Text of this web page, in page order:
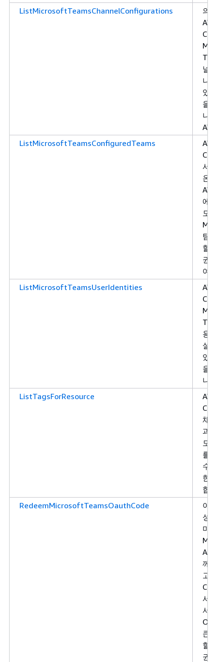
ListMicrosoftTeamsChannelConfigurations
의
널
나
있
을
니
ListMicrosoftTeamsConfiguredTeams
서
온
에
모
팀
할
권
여
ListMicrosoftTeamsUserIdentities
용
설
있
을
니
ListTagsForResource
채
과
모
를
수
한
합
RedeemMicrosoftTeamsOauthCode
이
성
미
께
고
서
서
큰
할
권